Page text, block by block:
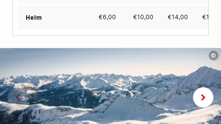
Helm €6,00 €10,00 €14,00 €
©